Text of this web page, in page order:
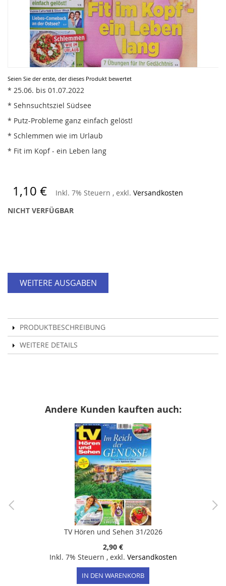
Seien Sie der erste, der dieses Produkt bewertet
* 25.06. bis 01.07.2022
* Sehnsuchtsziel Südsee
* Putz-Probleme ganz einfach gelöst!
* Schlemmen wie im Urlaub
* Fit im Kopf - ein Leben lang
1,10 € Inkl. 7% Steuern , exkl. Versandkosten
NICHT VERFÜGBAR
WEITERE AUSGABEN
PRODUKTBESCHREIBUNG
WEITERE DETAILS
Zum
Anfang
Bildergalerie
springen
Andere Kunden kauften auch:
TV Hören und Sehen 31/2026
2,90 €
Inkl. 7% Steuern , exkl. Versandkosten
IN DEN WARENKORB